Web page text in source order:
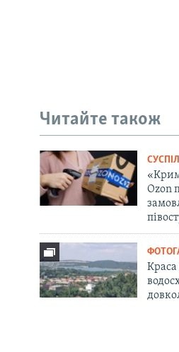
Читайте також
Ozon
Краса